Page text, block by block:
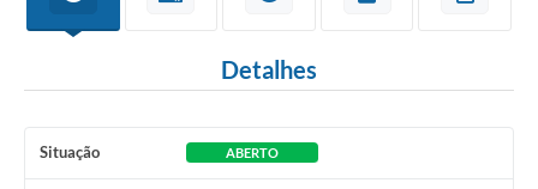
Detalhes
Situação ABERTO